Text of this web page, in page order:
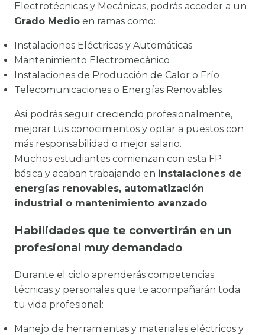
Electrotécnicas y Mecánicas, podrás acceder a un
Grado Medio en ramas como:
Instalaciones Eléctricas y Automáticas
Mantenimiento Electromecánico
Instalaciones de Producción de Calor o Frío
Telecomunicaciones o Energías Renovables
Así podrás seguir creciendo profesionalmente,
mejorar tus conocimientos y optar a puestos con
más responsabilidad o mejor salario.
Muchos estudiantes comienzan con esta FP
básica y acaban trabajando en instalaciones de
energías renovables, automatización
industrial o mantenimiento avanzado.
Habilidades que te convertirán en un
profesional muy demandado
Durante el ciclo aprenderás competencias
técnicas y personales que te acompañarán toda
tu vida profesional:
Manejo de herramientas y materiales eléctricos y